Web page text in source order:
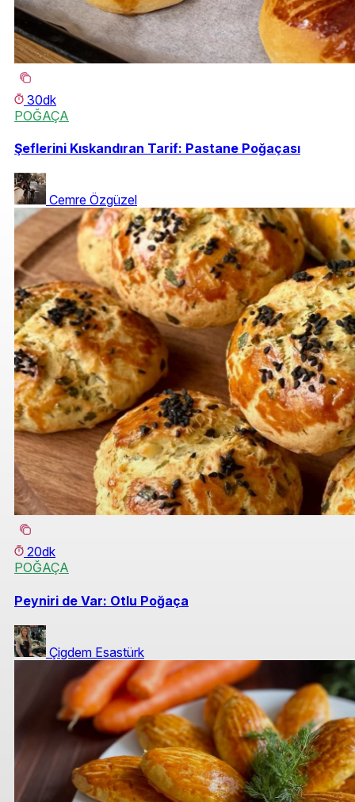
30dk
POĞAÇA
Şeflerini Kıskandıran Tarif: Pastane Poğaçası
Cemre Özgüzel
20dk
POĞAÇA
Peyniri de Var: Otlu Poğaça
Çigdem Esastürk